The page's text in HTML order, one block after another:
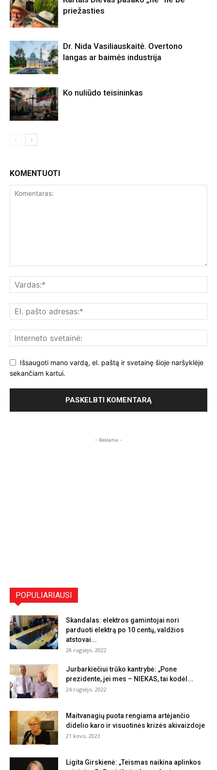
priežasties
Dr. Nida Vasiliauskaitė. Overtono
langas ar baimės industrija
Ko nuliūdo teisininkas
KOMENTUOTI
Išsaugoti mano vardą, el. paštą ir svetainę šioje naršyklėje
sekančiam kartui.
- Reklama -
POPULIARIAUSI
Skandalas: elektros gamintojai nori
parduoti elektrą po 10 centų, valdžios
atstovai...
28 rugsėjo, 2022
Jurbarkiečiui trūko kantrybė: „Pone
prezidente, jei mes – NIEKAS, tai kodėl...
24 rugsėjo, 2022
Maitvanagių puota rengiama artėjančio
didelio karo ir visuotinės krizės akivaizdoje
21 kovo, 2023
Ligita Girskienė: „Teismas naikina aplinkos